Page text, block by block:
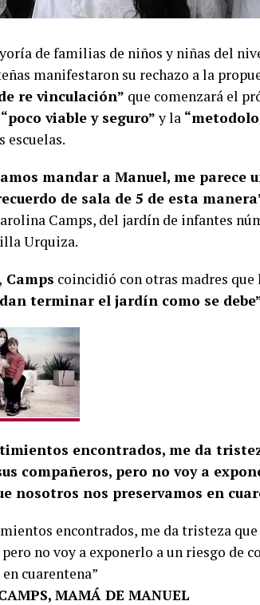
de familias de niños y niñas del
manifestaron su rechazo a la
re vinculación” que comenzará el
“poco viable y seguro”y la
escuelas.
mandar a Manuel, me parece
de sala de 5 de esta
Camps, del jardín de infantes
Urquiza.
Camps coincidió con otras madres
terminar el jardín como se
encontrados, me da
compañeros, pero no voy a
nosotros nos preservamos en
encontrados, me da tristeza
no voy a exponerlo a un riesgo de
cuarentena”
MAMÁ DE MANUEL